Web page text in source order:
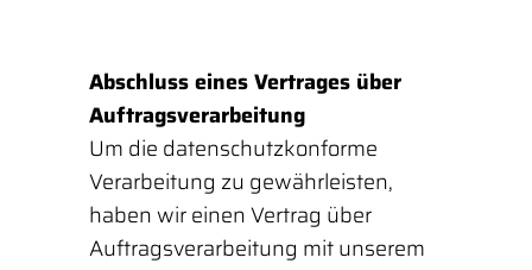
Abschluss eines Vertrages über
Auftragsverarbeitung
Um die datenschutzkonforme
Verarbeitung zu gewährleisten,
haben wir einen Vertrag über
Auftragsverarbeitung mit unserem